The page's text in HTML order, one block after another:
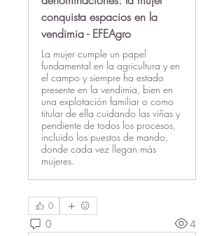
conquista espacios en la
vendimia - EFEAgro
La mujer cumple un papel
fundamental en la agricultura y en
el campo y siempre ha estado
presente en la vendimia, bien en
una explotación familiar o como
titular de ella cuidando las viñas y
pendiente de todos los procesos,
incluido los puestos de mando,
donde cada vez llegan más
mujeres.
0
0 4